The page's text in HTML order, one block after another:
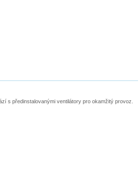
s předinstalovanými ventilátory pro okamžitý provoz.